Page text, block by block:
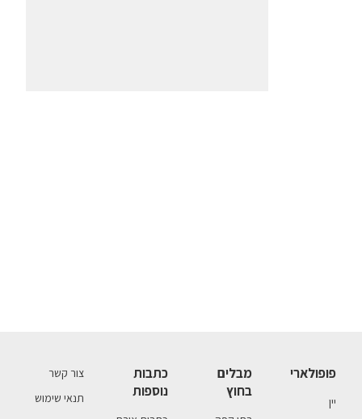
פופולארי
יין
מבלים
בחוץ
כתבות
נוספות
צור קשר
תנאי שימוש